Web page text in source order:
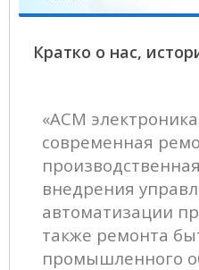
Кратко о нас,
«АСМ
современная
внедрения
автоматизации
также ремонта
промышленного